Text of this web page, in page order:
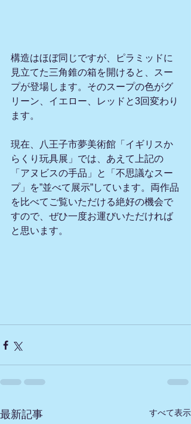
構造はほぼ同じですが、ピラミッドに
見立てた三角錐の箱を開けると、スー
プが登場します。そのスープの色がグ
リーン、イエロー、レッドと3回変わり
ます。
現在、八王子市夢美術館「イギリスか
らくり玩具展」では、あえて上記の
「アヌビスの手品」と「不思議なスー
プ」を”並べて展示”しています。両作品
を比べてご覧いただける絶好の機会で
すので、ぜひ一度お運びいただければ
と思います。
最新記事 すべて表示